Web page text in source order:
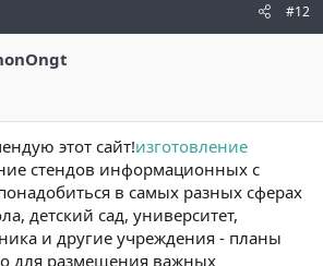
#12
этот сайт!изготовление
стендов информационных с
в самых разных сферах
детский сад, университет,
и другие учреждения - планы
для размещения важных